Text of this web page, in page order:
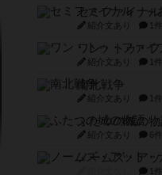
紹介文あり 1
ワン・トゥ・
紹介文あり 1
南北戦争
紹介文あり 1
ふたつの城の物
紹介文あり 6
ノームズ・アッ
1